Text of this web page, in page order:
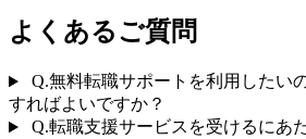
よくあるご質問
Q.無料転職サポートを利用したい
すればよいですか？
Q.転職支援サービスを受けるにあ